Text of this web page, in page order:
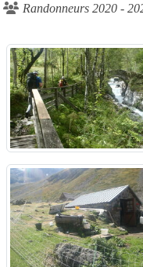
Randonneurs 2020 -